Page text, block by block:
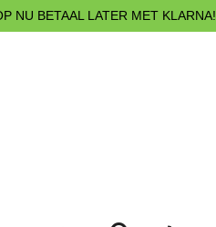
NU BETAAL LATER MET KLARNA!